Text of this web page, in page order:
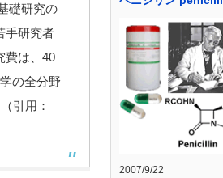
礎研究の
手研究者
は、 40
の全分野
引用：
2007/9/22